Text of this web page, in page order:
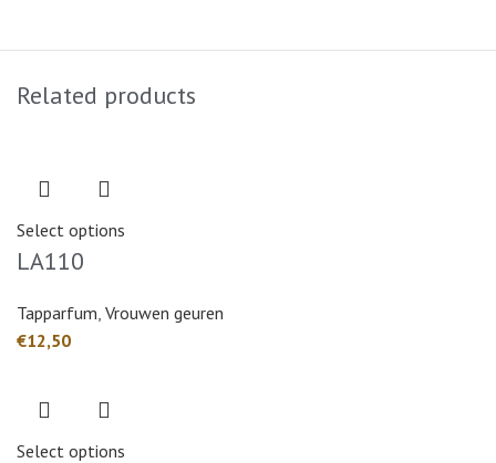
Related products
Select options
LA110
Tapparfum, Vrouwen geuren
€
Select options